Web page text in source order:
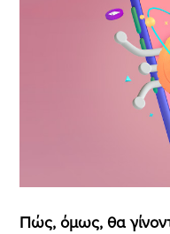
Πώς, όμως, θα